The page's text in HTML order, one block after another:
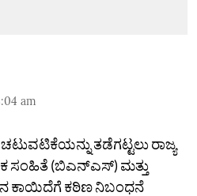
am
ತಡೆಗಟ್ಟಲು ರಾಜ್ಯ
ಸಂಹಿತೆ (ಬಿಎನ್‌ಎಸ್‌) ಮತ್ತು
ಕಾಯಿದೆಗೆ ಕಠಿಣ ನಿಬಂಧನೆ